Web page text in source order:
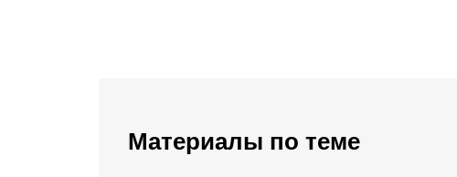
Материалы по теме